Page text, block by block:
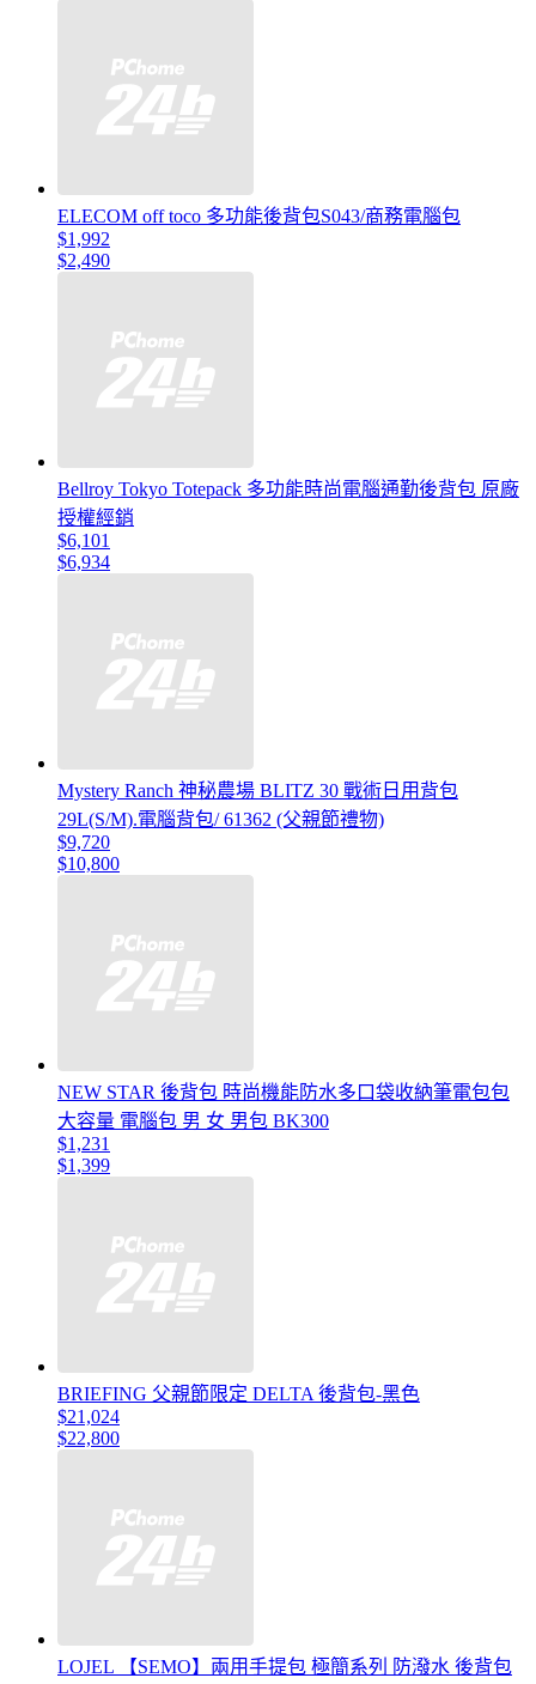
ELECOM off toco 多功能後背包S043/商務電腦包
$1,992
$2,490
Bellroy Tokyo Totepack 多功能時尚電腦通勤後背包 原廠
授權經銷
$6,101
$6,934
Mystery Ranch 神秘農場 BLITZ 30 戰術日用背包
29L(S/M).電腦背包/ 61362 (父親節禮物)
$9,720
$10,800
NEW STAR 後背包 時尚機能防水多口袋收納筆電包包
大容量 電腦包 男 女 男包 BK300
$1,231
$1,399
BRIEFING 父親節限定 DELTA 後背包-黑色
$21,024
$22,800
LOJEL 【SEMO】兩用手提包 極簡系列 防潑水 後背包